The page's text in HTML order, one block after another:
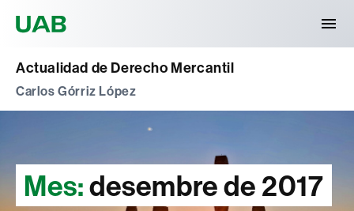
Actualidad de Derecho Mercantil
Carlos Górriz López
Mes:desembre de 2017